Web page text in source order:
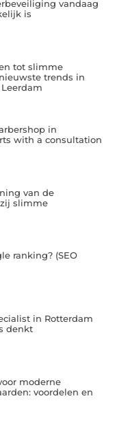
vandaag
is
tot slimme
trends in
in
with a consultation
van de
slimme
ranking? (SEO
in Rotterdam
denkt
moderne
voordelen en